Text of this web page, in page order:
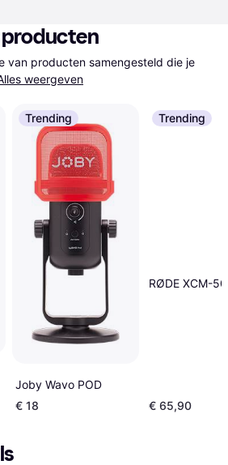
van producten samengesteld die je
weergeven
Trending
Joby Wavo POD
€ 18
Trending
RØDE XCM-50
€ 65,90